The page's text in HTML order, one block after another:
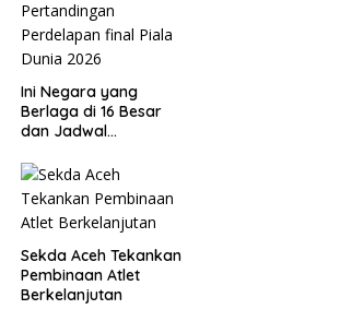
Ini Negara yang
Berlaga di 16 Besar
dan Jadwal
Perdelapan final Piala
Dunia 2026
Sekda Aceh Tekankan
Pembinaan Atlet
Berkelanjutan